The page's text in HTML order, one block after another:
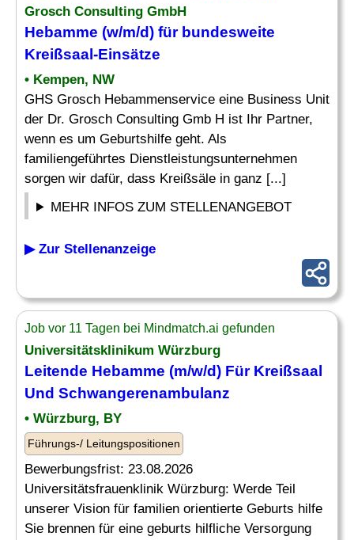
Grosch Consulting GmbH
Hebamme (w/m/d) für bundesweite
Kreißsaal-Einsätze
• Kempen, NW
GHS Grosch Hebammenservice eine Business Unit
der Dr. Grosch Consulting Gmb H ist Ihr Partner,
wenn es um Geburtshilfe geht. Als
familiengeführtes Dienstleistungsunternehmen
sorgen wir dafür, dass Kreißsäle in ganz [...]
MEHR INFOS ZUM STELLENANGEBOT
▶ Zur Stellenanzeige
Job vor 11 Tagen bei Mindmatch.ai gefunden
Universitätsklinikum Würzburg
Leitende Hebamme (m/w/d) Für Kreißsaal
Und Schwangerenambulanz
• Würzburg, BY
Führungs-/ Leitungspositionen
Bewerbungsfrist: 23.08.2026
Universitätsfrauenklinik Würzburg: Werde Teil
unserer Vision für familien orientierte Geburts hilfe
Sie brennen für eine geburts hilfliche Versorgung